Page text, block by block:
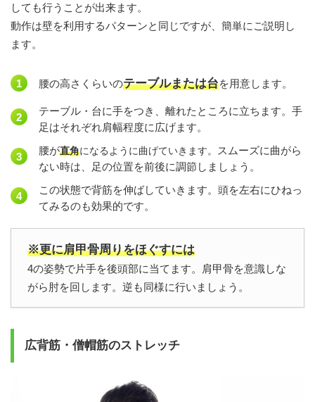
しても行うことが出来ます。
動作は壁を利用するパターンと同じですが、簡単にご説明し
ます。
腰の高さくらいのテーブルまたは台を用意します。
テーブル・台に手をつき、離れたところに立ちます。手
足はそれぞれ肩幅程度に広げます。
腰が直角になるように曲げていきます。
スムーズに曲がら
ない時は、足の位置を前後に調節しましょう。
この状態で背筋を伸ばしていきます。頭を左右にひねっ
てみるのも効果的です。
※更に肩甲骨周りをほぐすには
4の姿勢で片手を後頭部に当てます。肩甲骨を意識しな
がら肘を回します。逆も同様に行いましょう。
広背筋・僧帽筋のストレッチ